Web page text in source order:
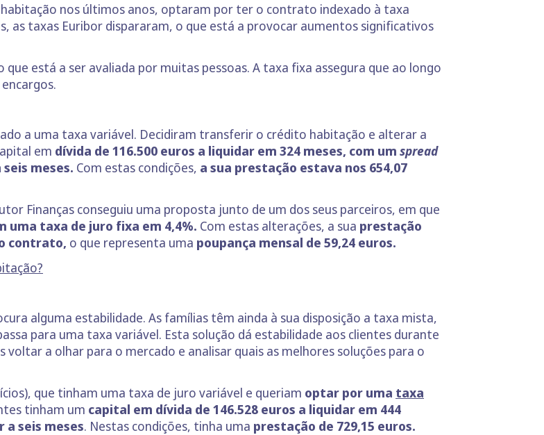
nos últimos anos, optaram por ter o contrato indexado à taxa
as taxas Euribor dispararam, o que está a provocar aumentos significativos
está a ser avaliada por muitas pessoas. A taxa fixa assegura que ao longo
a uma taxa variável. Decidiram transferir o crédito habitação e alterar a
em dívida de 116.500 euros a liquidar em 324 meses, com um spread
meses. Com estas condições, a sua prestação estava nos 654,07
Finanças conseguiu uma proposta junto de um dos seus parceiros, em que
uma taxa de juro fixa em 4,4%. Com estas alterações, a sua prestação
contrato, o que representa uma poupança mensal de 59,24 euros.
alguma estabilidade. As famílias têm ainda à sua disposição a taxa mista,
para uma taxa variável. Esta solução dá estabilidade aos clientes durante
a olhar para o mercado e analisar quais as melhores soluções para o
que tinham uma taxa de juro variável e queriam optar por uma taxa
tinham um capital em dívida de 146.528 euros a liquidar em 444
a seis meses. Nestas condições, tinha uma prestação de 729,15 euros.